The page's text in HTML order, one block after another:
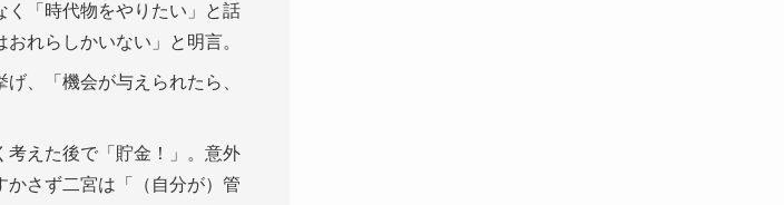
く「時代物をやりたい」と話
れらしかいない」と明言。
、「機会が与えられたら、
考えた後で「貯金！」。意外
さず二宮は「（自分が）管